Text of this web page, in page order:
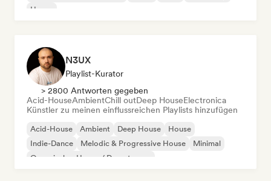
House
N3UX
Playlist-Kurator
> 2800 Antworten gegeben
Acid-HouseAmbientChill outDeep HouseElectronica
Künstler zu meinen einflussreichen Playlists hinzufügen
Acid-House Ambient Deep House
House
Indie-Dance
Melodic & Progressive House
Minimal
Organischer House / Downtempo